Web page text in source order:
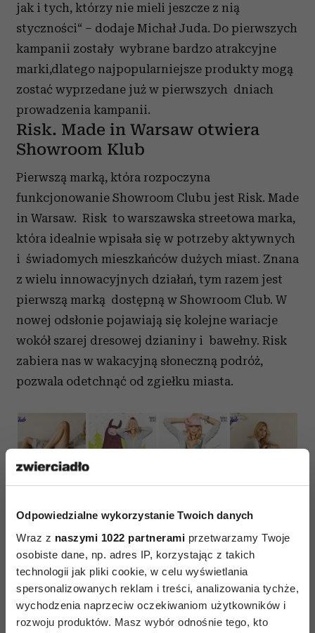
Odpowiedzialne wykorzystanie Twoich danych
Wraz z naszymi 1022 partnerami przetwarzamy Twoje
osobiste dane, np. adres IP, korzystając z takich
technologii jak pliki cookie, w celu wyświetlania
spersonalizowanych reklam i treści, analizowania tychże,
wychodzenia naprzeciw oczekiwaniom użytkowników i
rozwoju produktów. Masz wybór odnośnie tego, kto
jak i tych, którzy nie mieli jeszcze z nią
styczności“ – dodaje Michał Juda. Do pierwszych
kampanii zostały wybrane bardzo atrakcyjne
marki,dlatego najpopularniejsze produkty mogą
zostać wyprzedane już w pierwszych dniach
prowadzenia kampanii.
Risk. Made in Warsaw otwiera
Showroom Klub
Pierwszą marką, która rozpoczyna
funkcjonowanie Showroom Clubu jest Risk. Made
in Warsaw. Risk to warszawska streetowa marka,
która idealnie wpisała się w potrzeby aktywnych
i świadomych mieszkańców dużych miast. Znana
z wielu innowacyjnych działań, tym razem jest
pierwszą marką dostępną w Showroom Club. W
nowej odsłonie pojawiają się kolejne wariacje
wokół szarej dresowej dzianiny i bawełny. Risk
zabiera nas w wakacyjną słoneczną podróż,
pozwala odetchnąć od zgiełku miasta.
Z okazji premiery wszystkie produkty
dostępne są ze specjalnym rabatem -20%. Ilość
dostępnych egzemplarzy jest ograniczona!